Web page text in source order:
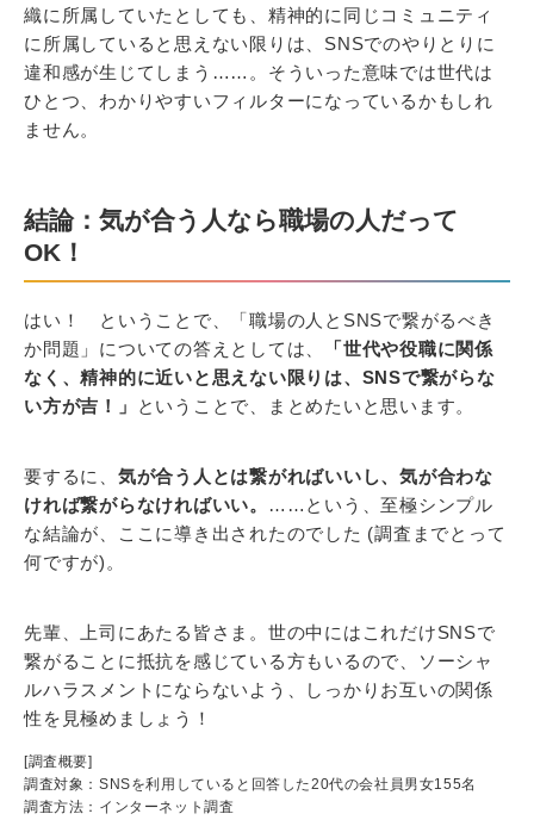
織に所属していたとしても、精神的に同じコミュニティ
に所属していると思えない限りは、SNSでのやりとりに
違和感が生じてしまう……。そういった意味では世代は
ひとつ、わかりやすいフィルターになっているかもしれ
ません。
結論：気が合う人なら職場の人だって
OK！
はい！ ということで、「職場の人とSNSで繋がるべき
か問題」についての答えとしては、
「世代や役職に関係
なく、精神的に近いと思えない限りは、SNSで繋がらな
い方が吉！」
ということで、まとめたいと思います。
要するに、 気が合う人とは繋がればいいし、気が合わな
ければ繋がらなければいい。
……という、至極シンプル
な結論が、ここに導き出されたのでした (調査までとって
何ですが)。
先輩、上司にあたる皆さま。世の中にはこれだけSNSで
繋がることに抵抗を感じている方もいるので、ソーシャ
ルハラスメントにならないよう、しっかりお互いの関係
性を見極めましょう！
[調査概要]
調査対象：SNSを利用していると回答した20代の会社員男女155名
調査方法：インターネット調査